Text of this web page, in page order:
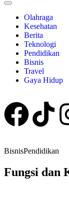
Olahraga
Kesehatan
Berita
Teknologi
Pendidikan
Bisnis
Travel
Gaya Hidup
BisnisPendidikan
Fungsi dan